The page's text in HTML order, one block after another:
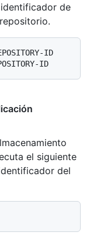
identificador de
ID
el siguiente
del